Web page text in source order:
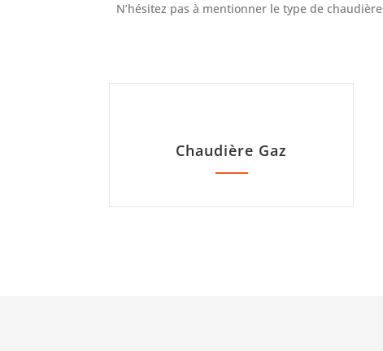
N’hésitez pas à mentionner le type de
Chaudière Gaz